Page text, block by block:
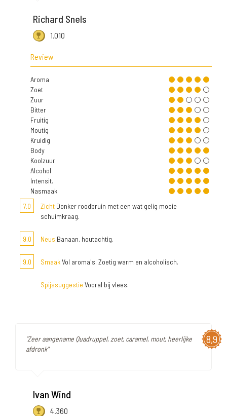
Richard Snels
1.010
Review
Aroma
Zoet
Zuur
Bitter
Fruitig
Moutig
Kruidig
Body
Koolzuur
Alcohol
Intensit.
Nasmaak
7,0
Zicht Donker roodbruin met een wat gelig mooie
schuimkraag.
9,0 Neus Banaan, houtachtig.
9,0 SmaakVol aroma's. Zoetig warm en alcoholisch.
Spijssuggestie Vooral bij vlees.
8,9
"Zeer aangename Quadruppel, zoet, caramel, mout, heerlijke
afdronk"
Ivan Wind
4.360